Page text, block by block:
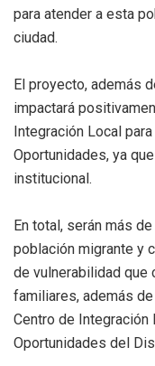
para atender a esta
ciudad.
El proyecto, además
impactará
Integración Local
Oportunidades, ya
institucional.
En total, serán más
población migrante y
de vulnerabilidad que
familiares, además
Centro de Integración
Oportunidades del